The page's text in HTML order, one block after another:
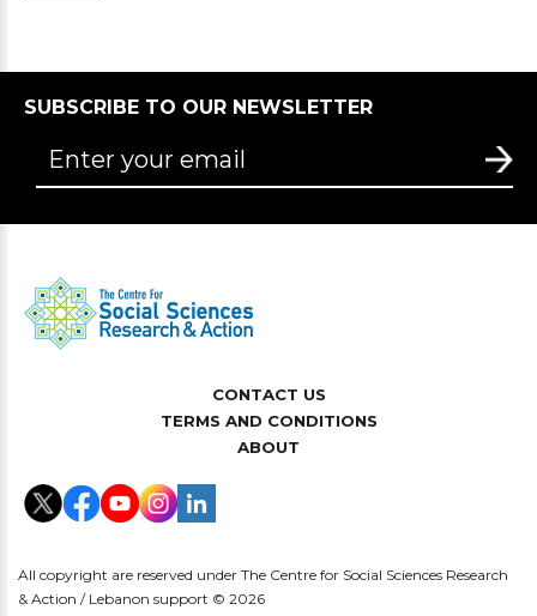
SUBSCRIBE TO OUR NEWSLETTER
CONTACT US
TERMS AND CONDITIONS
ABOUT
All copyright are reserved under The Centre for Social Sciences Research
& Action / Lebanon support © 2026